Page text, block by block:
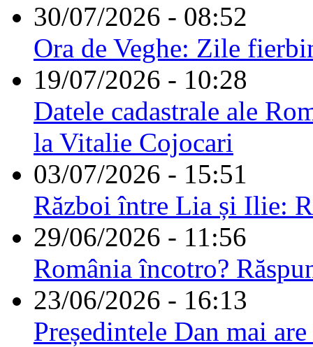
30/07/2026 - 08:52
Ora de Veghe: Zile
19/07/2026 - 10:28
Datele cadastrale ale
la Vitalie Cojocari
03/07/2026 - 15:51
Război între Lia și Ilie:
29/06/2026 - 11:56
România încotro?
23/06/2026 - 16:13
Președintele Dan mai